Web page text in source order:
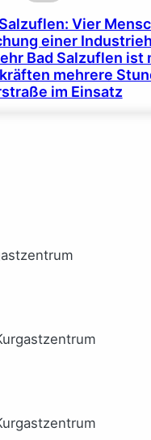
Vier
einer
Bad Salzuflen ist
mehrere
im Einsatz